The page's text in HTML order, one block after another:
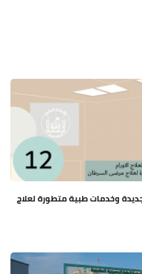
وخدمات طبية متطورة لعلاج